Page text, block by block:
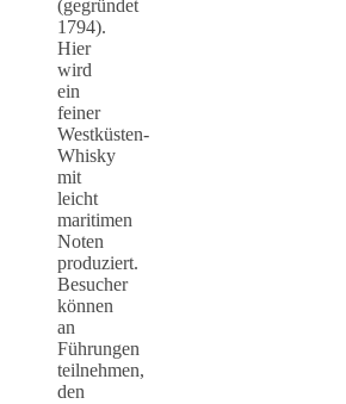
(gegründet
1794).
Hier
wird
ein
feiner
Westküsten-
Whisky
mit
leicht
maritimen
Noten
produziert.
Besucher
können
an
Führungen
teilnehmen,
den